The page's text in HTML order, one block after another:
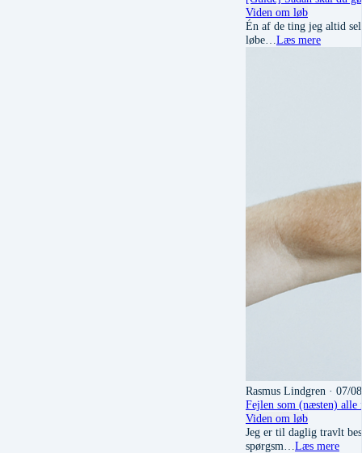
Viden om løb
Én af de ting jeg altid
løbe… Læs mere
Rasmus Lindgren · 07/
Fejlen som (næsten) alle
Viden om løb
Jeg er til daglig travlt
spørgsm… Læs mere